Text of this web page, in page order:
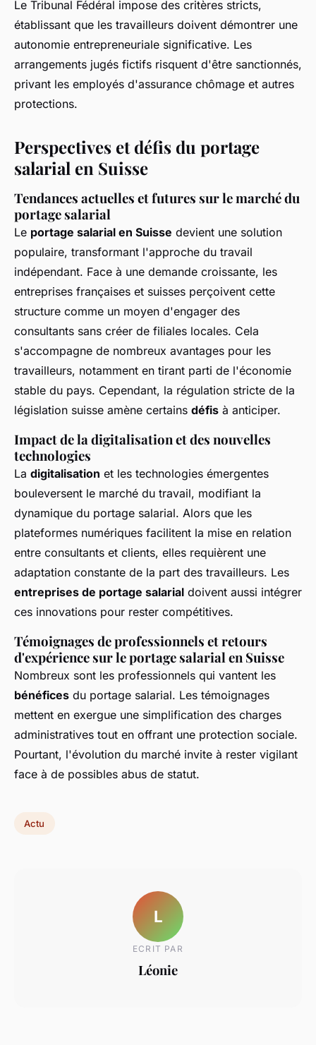
Le Tribunal Fédéral impose des critères stricts,
établissant que les travailleurs doivent démontrer une
autonomie entrepreneuriale significative. Les
arrangements jugés fictifs risquent d'être sanctionnés,
privant les employés d'assurance chômage et autres
protections.
Perspectives et défis du portage
salarial en Suisse
Tendances actuelles et futures sur le marché du
portage salarial
Le portage salarial en Suisse devient une solution
populaire, transformant l'approche du travail
indépendant. Face à une demande croissante, les
entreprises françaises et suisses perçoivent cette
structure comme un moyen d'engager des
consultants sans créer de filiales locales. Cela
s'accompagne de nombreux avantages pour les
travailleurs, notamment en tirant parti de l'économie
stable du pays. Cependant, la régulation stricte de la
législation suisse amène certains défis à anticiper.
Impact de la digitalisation et des nouvelles
technologies
La digitalisation et les technologies émergentes
bouleversent le marché du travail, modifiant la
dynamique du portage salarial. Alors que les
plateformes numériques facilitent la mise en relation
entre consultants et clients, elles requièrent une
adaptation constante de la part des travailleurs. Les
entreprises de portage salarial doivent aussi intégrer
ces innovations pour rester compétitives.
Témoignages de professionnels et retours
d'expérience sur le portage salarial en Suisse
Nombreux sont les professionnels qui vantent les
bénéfices du portage salarial. Les témoignages
mettent en exergue une simplification des charges
administratives tout en offrant une protection sociale.
Pourtant, l'évolution du marché invite à rester vigilant
face à de possibles abus de statut.
Actu
L
ECRIT PAR
Léonie